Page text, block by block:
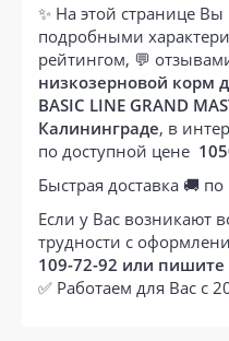
✨ На этой странице
подробными
рейтингом, 💬
низкозерновой корм
BASIC LINE GRAND
Калининграде, в
по доступной цене
Быстрая доставка 🚚
Если у Вас возникают
трудности с
109-72-92 или пишите
✅ Работаем для Вас с